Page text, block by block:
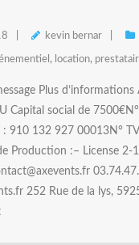
kevin bernar
, location,
Plus d’informations
Capital social de
: 910 132 927 00013N°
Production :– License 2-
252 Rue de la lys,